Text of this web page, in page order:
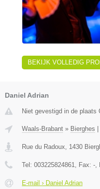
BEKIJK VOLLEDIG
Daniel Adrian
Niet gevestigd in de plaats
Waals-Brabant » Bierghes
Rue du Radoux 1430
Tel: 003225824861 , Fax: -
E-mail › Daniel Adrian